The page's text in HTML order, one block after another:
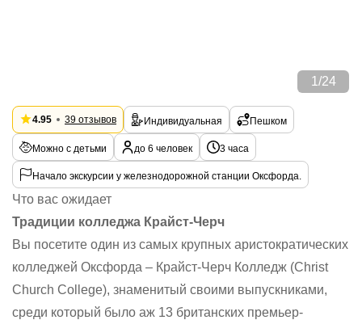
1 /24
4.95 39 отзывов Индивидуальная Пешком
Можно с детьми до 6 человек 3 часа
Начало экскурсии у железнодорожной станции Оксфорда.
Что вас ожидает
Традиции колледжа Крайст-Черч
Вы посетите один из самых крупных аристократических
колледжей Оксфорда – Крайст-Черч Колледж (Christ
Church College), знаменитый своими выпускниками,
среди который было аж 13 британских премьер-